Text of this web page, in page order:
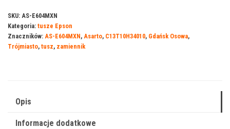
do
Epson
604MXN
400
SKU: AS-E604MXN
Kategoria: tusze Epson
Znaczników: AS-E604MXN, Asarto, C13T10H34010, Gdańsk Osowa,
Trójmiasto, tusz, zamiennik
Opis
Informacje dodatkowe